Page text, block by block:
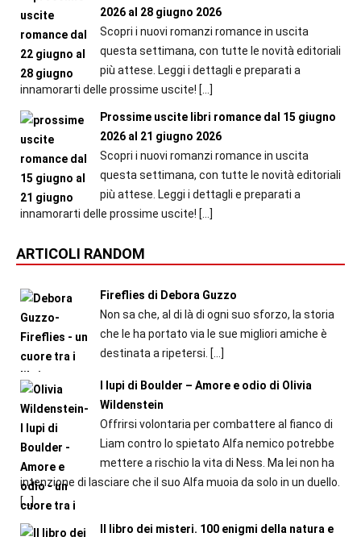
2026 al 28 giugno 2026
Scopri i nuovi romanzi romance in uscita
questa settimana, con tutte le novità editoriali
più attese. Leggi i dettagli e preparati a
innamorarti delle prossime uscite! […]
Prossime uscite libri romance dal 15 giugno
2026 al 21 giugno 2026
Scopri i nuovi romanzi romance in uscita
questa settimana, con tutte le novità editoriali
più attese. Leggi i dettagli e preparati a
innamorarti delle prossime uscite! […]
ARTICOLI RANDOM
Fireflies di Debora Guzzo
Non sa che, al di là di ogni suo sforzo, la storia
che le ha portato via le sue migliori amiche è
destinata a ripetersi. […]
I lupi di Boulder – Amore e odio di Olivia
Wildenstein
Offrirsi volontaria per combattere al fianco di
Liam contro lo spietato Alfa nemico potrebbe
mettere a rischio la vita di Ness. Ma lei non ha
intenzione di lasciare che il suo Alfa muoia da solo in un duello.
[…]
Il libro dei misteri. 100 enigmi della natura e